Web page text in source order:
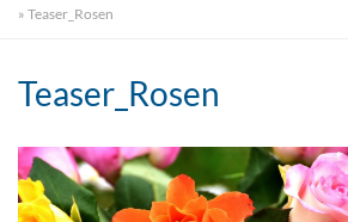
» Teaser_Rosen
Teaser_Rosen